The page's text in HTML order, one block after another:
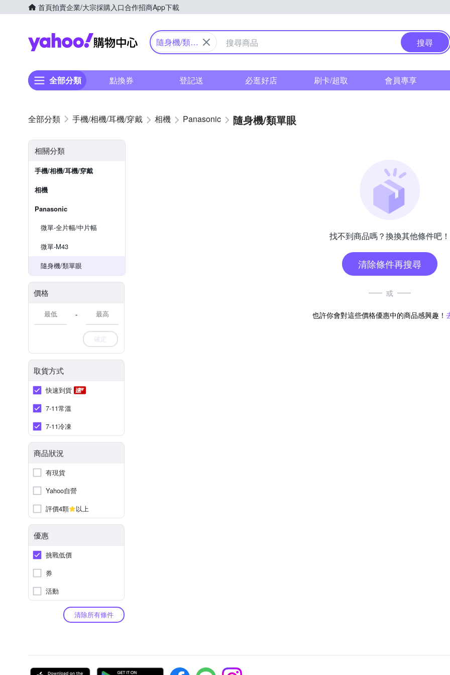
首頁拍賣企業/大宗採購入口合作招商App下載
Yahoo購物中心
隨身機/類單
搜尋
全部分類 點換券 登記送 必逛好店 刷卡/超取 會員專享
手機/相機/耳機/穿戴 相機 Panasonic 隨身機/類單眼
相關分類
手機/相機/耳機/穿戴
相機
Panasonic
微單-全片幅/中片幅
微單-M43
隨身機/類單眼
價格
-
確定
取貨方式
快速到貨
7-11常溫
7-11冷凍
商品狀況
有現貨
Yahoo自營
評價4顆
以上
優惠
挑戰低價
券
活動
清除所有條件
找不到商品嗎？換換其他條件吧！
清除條件再搜尋
或
也許你會對這些價格優惠中的商品感興趣！